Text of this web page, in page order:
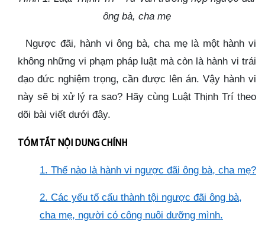
ông bà, cha mẹ
Ngược đãi, hành vi ông bà, cha mẹ là một hành vi
không những vi phạm pháp luật mà còn là hành vi trái
đạo đức nghiệm trọng, cần được lên án. Vậy hành vi
này sẽ bị xử lý ra sao? Hãy cùng Luật Thịnh Trí theo
dõi bài viết dưới đây.
TÓM TẮT NỘI DUNG CHÍNH
1. Thế nào là hành vi ngược đãi ông bà, cha mẹ?
2. Các yếu tố cấu thành tội ngược đãi ông bà,
cha mẹ, người có công nuôi dưỡng mình.